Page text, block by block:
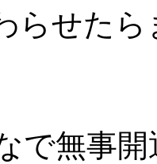
らせた
で無事